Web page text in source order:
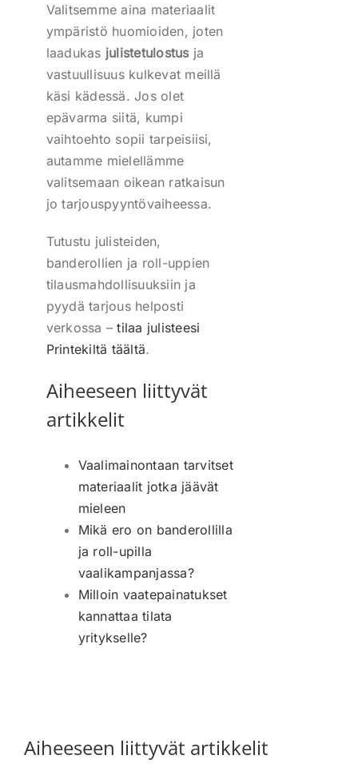
Valitsemme aina materiaalit
ympäristö huomioiden, joten
laadukas julistetulostusja
vastuullisuus kulkevat meillä
käsi kädessä. Jos olet
epävarma siitä, kumpi
vaihtoehto sopii tarpeisiisi,
autamme mielellämme
valitsemaan oikean ratkaisun
jo tarjouspyyntövaiheessa.
Tutustu julisteiden,
banderollien ja roll-uppien
tilausmahdollisuuksiin ja
pyydä tarjous helposti
verkossa –tilaa julisteesi
Printekiltä täältä.
Aiheeseen liittyvät
artikkelit
Vaalimainontaan tarvitset
materiaalit jotka jäävät
mieleen
Mikä ero on banderollilla
ja roll-upilla
vaalikampanjassa?
Milloin vaatepainatukset
kannattaa tilata
yritykselle?
Aiheeseen liittyvät artikkelit